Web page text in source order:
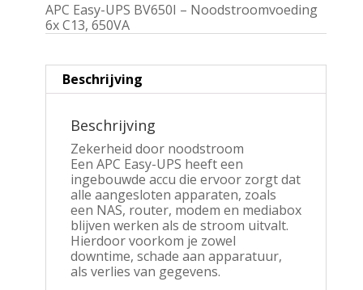
APC Easy-UPS BV650I – Noodstroomvoeding
6x C13, 650VA
Beschrijving
Beschrijving
Zekerheid door noodstroom
Een APC Easy-UPS heeft een
ingebouwde accu die ervoor zorgt dat
alle aangesloten apparaten, zoals
een NAS, router, modem en mediabox
blijven werken als de stroom uitvalt.
Hierdoor voorkom je zowel
downtime, schade aan apparatuur,
als verlies van gegevens.